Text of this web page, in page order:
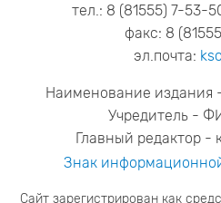
тел.: 8 (81555) 7-53-
факс: 8
эл.почта:
Наименование
Учредитель -
Главный редактор -
Знак
Сайт зарегистрирован как